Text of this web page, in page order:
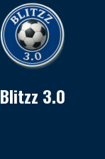
Blitzz 3.0